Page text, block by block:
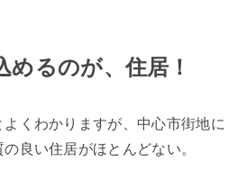
めるのが、住居！
くわかりますが、中心市街地に
良い住居がほとんどない。